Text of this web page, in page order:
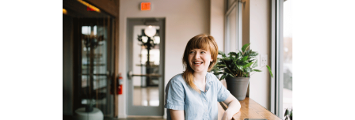
Livros Carrinho Login
BLOG